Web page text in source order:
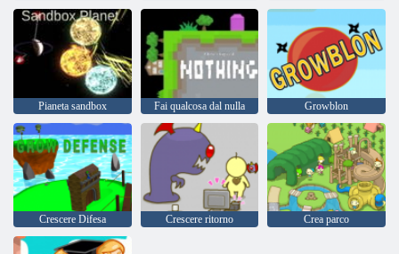
Pianeta sandbox Fai qualcosa dal nulla Growblon
Crescere Difesa Crescere ritorno Crea parco